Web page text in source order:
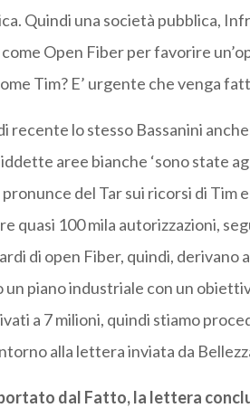
Quindi una società pubblica,
Open Fiber per favorire
Tim? E’ urgente che venga
recente lo stesso Bassanini
aree bianche ‘sono state
del Tar sui ricorsi di Tim
quasi 100 mila autorizzazioni,
di open Fiber, quindi, derivano
un piano industriale con un
a 7 milioni, quindi stiamo
alla lettera inviata da
dal Fatto, la lettera